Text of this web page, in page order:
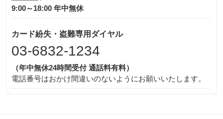
9:00～18:00 年中無休
カード紛失・盗難専用ダイヤル
03-6832-1234
（年中無休24時間受付 通話料有料）
電話番号はおかけ間違いのないようにお願いいたします。